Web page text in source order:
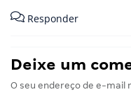
Responder
Deixe um
O seu endereço de e-mail